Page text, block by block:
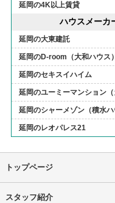
延岡の4K以上賃貸
ハウスメーカ
延岡の大東建託
延岡のD-room（大和ハウス）
延岡のセキスイハイム
延岡のユーミーマンション（
延岡のシャーメゾン（積水ハ
延岡のレオパレス21
トップページ
スタッフ紹介